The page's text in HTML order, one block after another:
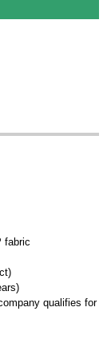
fabric
qualifies for